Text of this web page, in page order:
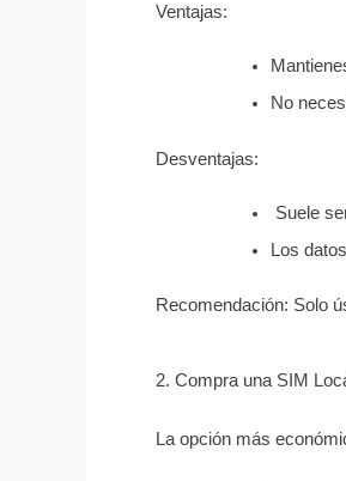
Ventajas:
No
Desventajas:
Suele
Los
Recomendación: Solo
2. Compra una SIM
La opción más